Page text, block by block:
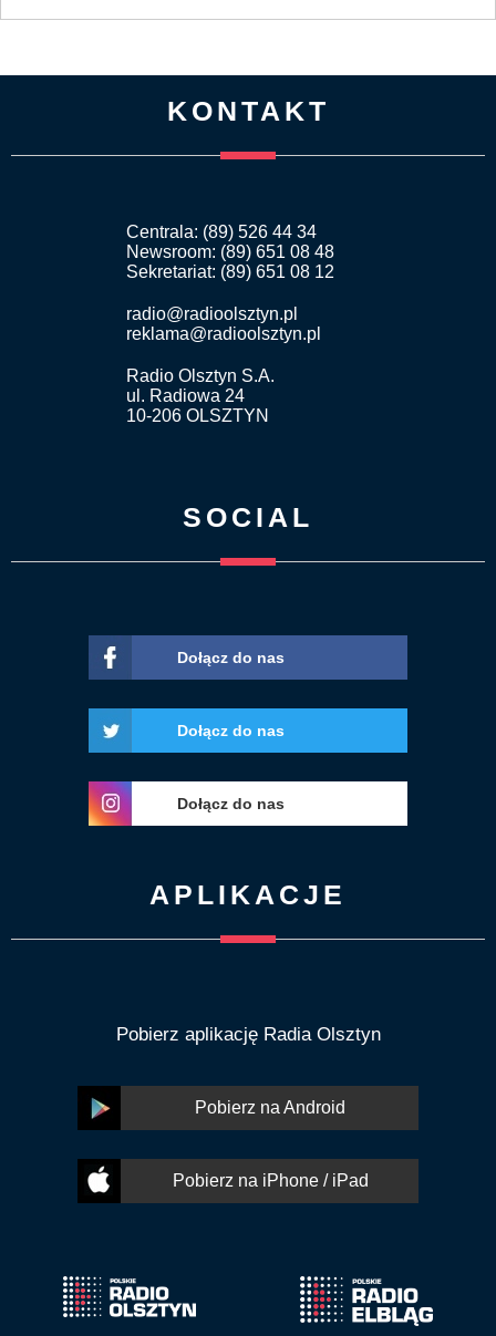
KONTAKT
Centrala: (89) 526 44 34
Newsroom: (89) 651 08 48
Sekretariat: (89) 651 08 12
radio@radioolsztyn.pl
reklama@radioolsztyn.pl
Radio Olsztyn S.A.
ul. Radiowa 24
10-206 OLSZTYN
SOCIAL
Dołącz do nas
Dołącz do nas
Dołącz do nas
APLIKACJE
Pobierz aplikację Radia Olsztyn
Pobierz na Android
Pobierz na iPhone / iPad